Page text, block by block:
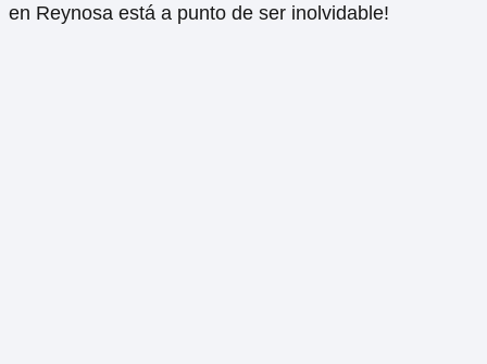
en Reynosa está a punto de ser inolvidable!